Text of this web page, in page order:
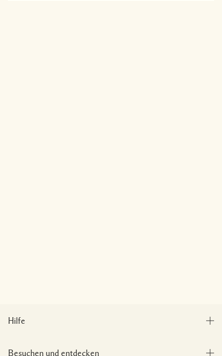
Hilfe
Besuchen und entdecken